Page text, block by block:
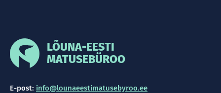
LÕUNA-EESTI
MATUSEBÜROO
E-post: info@lounaeestimatusebyroo.ee